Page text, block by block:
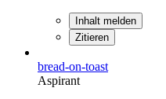
Inhalt melden
Zitieren
bread-on-toast
Aspirant